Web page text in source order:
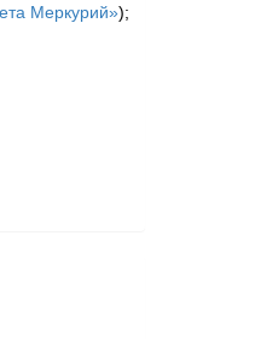
Меркурий»);